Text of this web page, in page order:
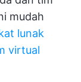
mudah
lunak
virtual